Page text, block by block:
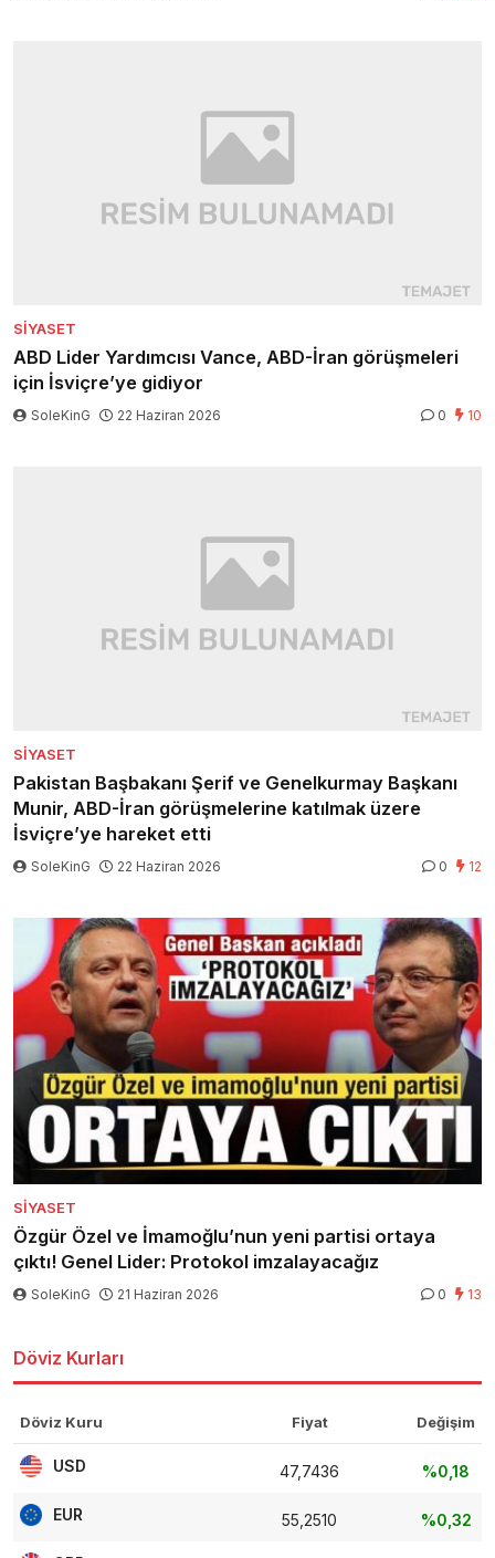
SIYASET
ABD Lider Yardımcısı Vance, ABD-İran görüşmeleri
için İsviçre’ye gidiyor
SoleKinG 22 Haziran 2026 0 10
SIYASET
Pakistan Başbakanı Şerif ve Genelkurmay Başkanı
Munir, ABD-İran görüşmelerine katılmak üzere
İsviçre’ye hareket etti
SoleKinG 22 Haziran 2026 0 12
SIYASET
Özgür Özel ve İmamoğlu’nun yeni partisi ortaya
çıktı! Genel Lider: Protokol imzalayacağız
SoleKinG 21 Haziran 2026 0 13
Döviz Kurları
Döviz Kuru Fiyat Değişim
USD 47,7436 %0,18
EUR 55,2510 %0,32